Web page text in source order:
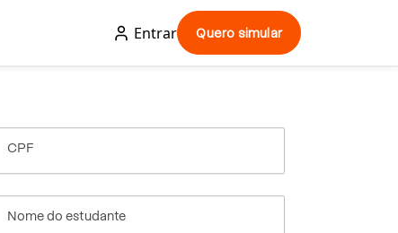
Entrar Quero simular
CPF
Nome do estudante